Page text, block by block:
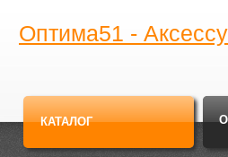
Оптима51 -
КАТАЛОГ